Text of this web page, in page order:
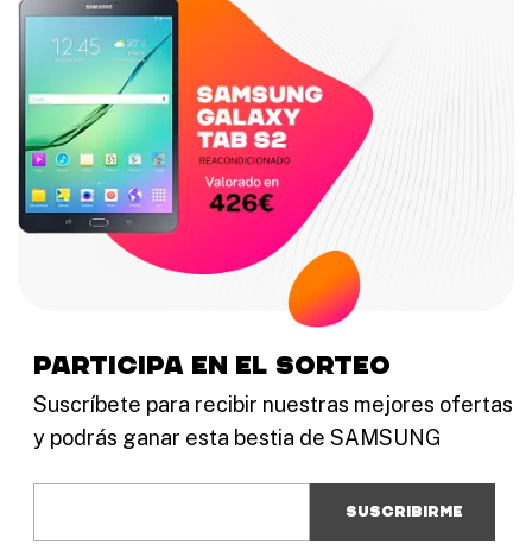
participa en el sorteo
Suscríbete para recibir nuestras mejores ofertas
y podrás ganar esta bestia de SAMSUNG